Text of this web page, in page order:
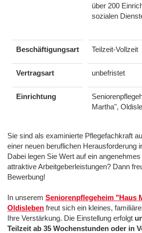
über 200
sozialen
Beschäftigungsart Teilzeit-Vollzeit
Vertragsart unbefristet
Einrichtung
Martha",
Sie sind als examinierte Pflegefachkraft
einer neuen beruflichen Herausforderung
Dabei legen Sie Wert auf ein
attraktive Arbeitgeberleistungen? Dann
Bewerbung!
In unserem Seniorenpflegeheim "Haus
Oldisleben freut sich ein kleines,
Ihre Verstärkung. Die Einstellung erfolgt
Teilzeit ab 35 Wochenstunden oder in